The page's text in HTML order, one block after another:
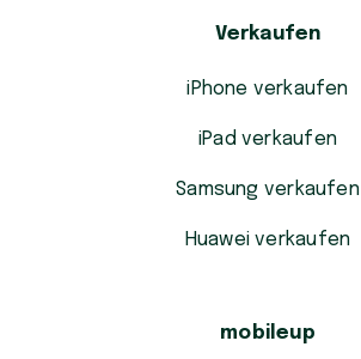
Verkaufen
iPhone verkaufen
iPad verkaufen
Samsung verkaufen
Huawei verkaufen
mobileup